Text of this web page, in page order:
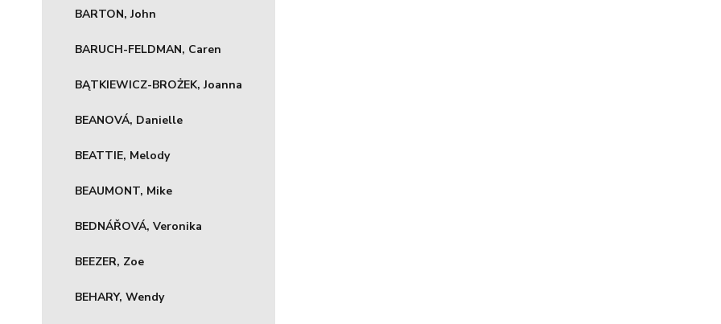
BARTON, John
BARUCH-FELDMAN, Caren
BĄTKIEWICZ-BROŻEK, Joanna
BEANOVÁ, Danielle
BEATTIE, Melody
BEAUMONT, Mike
BEDNÁŘOVÁ, Veronika
BEEZER, Zoe
BEHARY, Wendy